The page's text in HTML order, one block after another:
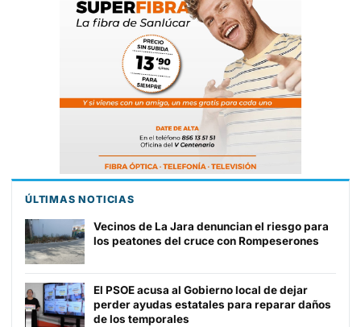
ÚLTIMAS NOTICIAS
Vecinos de La Jara denuncian el riesgo para
los peatones del cruce con Rompeserones
El PSOE acusa al Gobierno local de dejar
perder ayudas estatales para reparar daños
de los temporales